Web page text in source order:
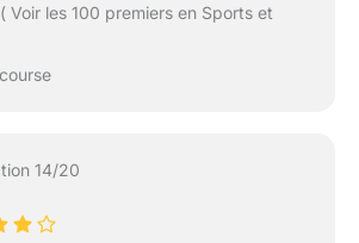
Voir les 100 premiers en Sports et
14/20